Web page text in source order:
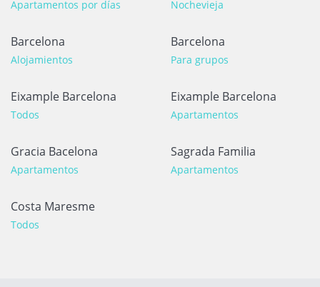
Apartamentos por días Nochevieja
Barcelona
Alojamientos
Barcelona
Para grupos
Eixample Barcelona
Todos
Eixample Barcelona
Apartamentos
Gracia Bacelona
Apartamentos
Sagrada Familia
Apartamentos
Costa Maresme
Todos